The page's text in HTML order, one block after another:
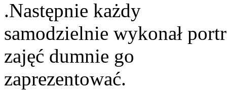
.Następnie każdy
samodzielnie wykonał
zajęć dumnie go
zaprezentować.